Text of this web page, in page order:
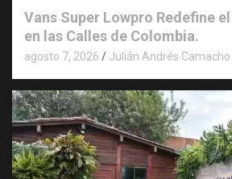
Vans Super Lowpro Redefine
en las Calles de Colombia.
agosto 7, 2026 Julián Andrés Camacho